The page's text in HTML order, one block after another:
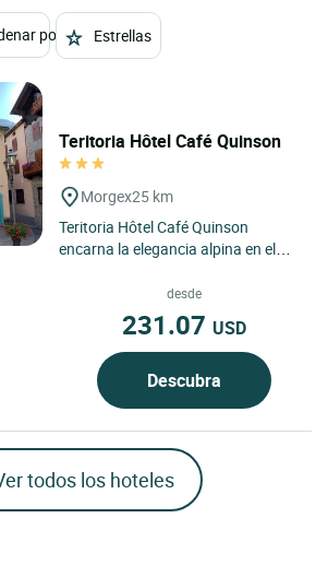
por Estrellas
Teritoria Hôtel Café Quinson
Morgex25 km
Teritoria Hôtel Café Quinson
encarna la elegancia alpina en el
Aosta en Italia, un territorio...
desde
231.07 USD
Descubra
todos los hoteles